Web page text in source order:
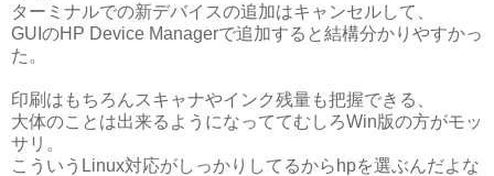
ターミナルでの新デバイスの追加はキャンセルして、
GUIのHP Device Managerで追加すると結構分かりやすかっ
た。
印刷はもちろんスキャナやインク残量も把握できる、
大体のことは出来るようになっててむしろWin版の方がモッ
サリ。
こういうLinux対応がしっかりしてるからhpを選ぶんだよな